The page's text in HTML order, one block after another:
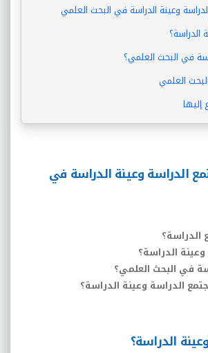
وعينة الدراسة في البحث العلمي
الدراسة؟
في البحث العلمي؟
العلمي
إليها
الدراسة وعينة الدراسة في
الدراسة؟
الدراسة؟
في البحث العلمي؟
الدراسة وعينة الدراسة؟
الدراسة؟